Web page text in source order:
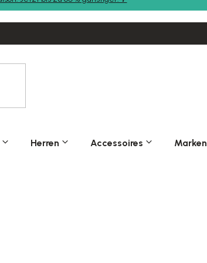
Herren Accessoires Marken